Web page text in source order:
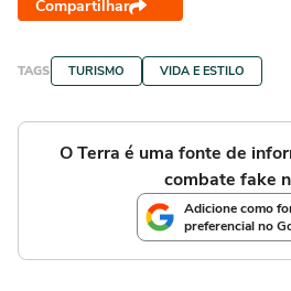
Compartilhar
TAGS TURISMO VIDA E ESTILO
O Terra é uma fonte de
combate fake
Adicione como
preferencial no